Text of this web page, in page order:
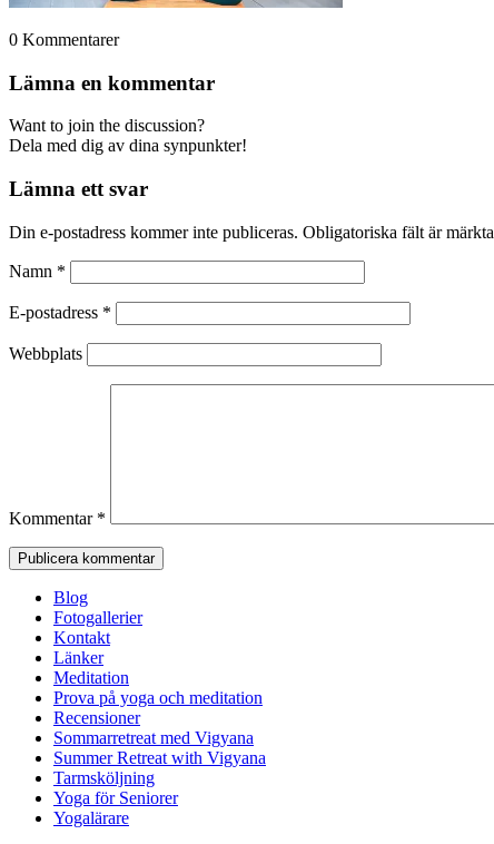
0 Kommentarer
Lämna en kommentar
Want to join the discussion?
Dela med dig av dina synpunkter!
Lämna ett svar
Din e-postadress kommer inte publiceras. Obligatoriska fält är märkta
Namn *
E-postadress *
Webbplats
Kommentar *
Blog
Fotogallerier
Kontakt
Länker
Meditation
Prova på yoga och meditation
Recensioner
Sommarretreat med Vigyana
Summer Retreat with Vigyana
Tarmsköljning
Yoga för Seniorer
Yogalärare